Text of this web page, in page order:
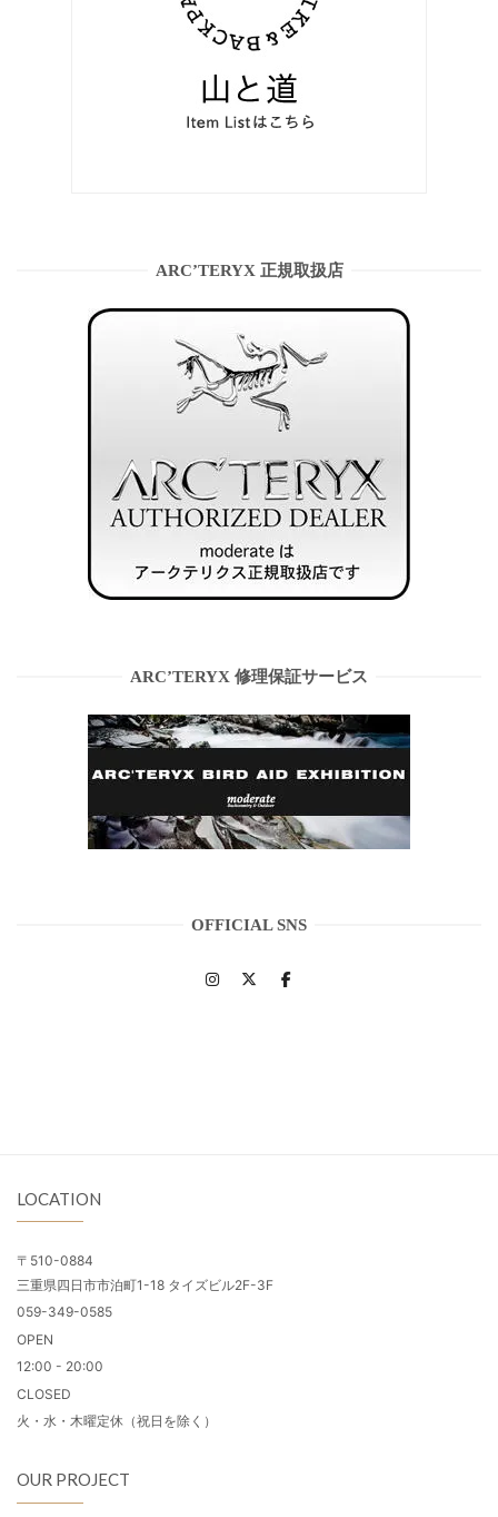
ARC’TERYX 正規取扱店
ARC’TERYX 修理保証サービス
OFFICIAL SNS
LOCATION
〒510-0884
三重県四日市市泊町1-18 タイズビル2F-3F
059-349-0585
OPEN
12:00 - 20:00
CLOSED
火・水・木曜定休（祝日を除く）
OUR PROJECT